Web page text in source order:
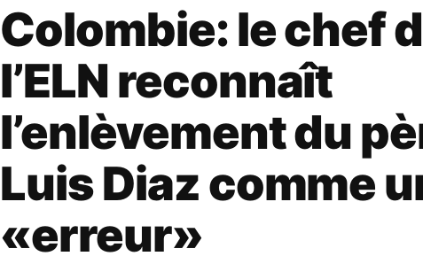
Colombie: le chef
l’ELN reconnaît
l’enlèvement du
Luis Diaz comme
«erreur»